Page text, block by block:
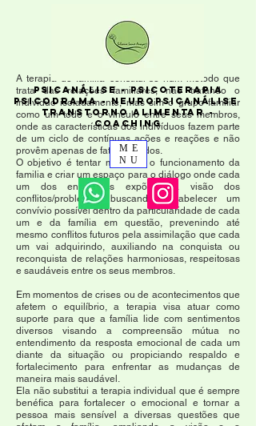
ME
NU
PSICANÁLISE - PSICOTERAPIA
PSICODRAMA - NEUROPSICANÁLISE
TRANSTORNO ALIMENTAR -
COACHING
A terapia de família constitui-se num método que
trata das relações familiares, não tratando o
indivíduo isoladamente, mas sim o grupo familiar
como um todo e o vínculo entre seus membros,
onde as características dos indivíduos fazem parte
de um ciclo de contínuas ações e reações e não
provêm apenas de fatos isolados.
O objetivo é tentar modificar o funcionamento da
familia e criar um espaço para o diálogo onde cada
um dos envolvidos expõe sua visão dos
conflitos/problemas buscando restabelecer um
convívio possível dentro da particularidade de cada
um e da família em questão, prevenindo até
mesmo conflitos futuros pela assimilação que cada
um vai adquirindo, auxiliando na conquista ou
reconquista de relações harmoniosas, respeitosas
e saudáveis entre os seus membros.
Em momentos de crises ou de acontecimentos que
afetem o equilíbrio, a terapia visa atuar como
suporte para que a família lide com sentimentos
diversos visando a compreensão mútua no
entendimento da resposta emocional de cada um
diante da situação ou propiciando respaldo e
fortalecimento para enfrentar as mudanças de
maneira mais saudável.
Ela não substitui a terapia individual que é sempre
benéfica para fortalecer o emocional e tornar a
pessoa mais sensível a diversas questões que